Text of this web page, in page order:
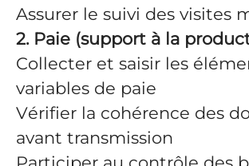
Assurer le suivi des visites
2. Paie (support à la
Collecter et saisir les
variables de paie
Vérifier la cohérence des
avant transmission